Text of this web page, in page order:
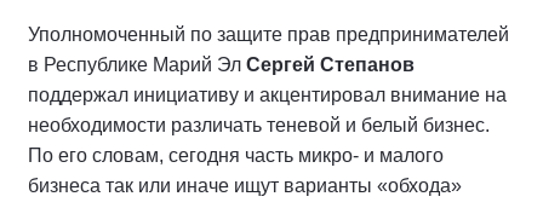
Уполномоченный по защите прав предпринимателей
в Республике Марий Эл Сергей Степанов
поддержал инициативу и акцентировал внимание на
необходимости различать теневой и белый бизнес.
По его словам, сегодня часть микро- и малого
бизнеса так или иначе ищут варианты «обхода»